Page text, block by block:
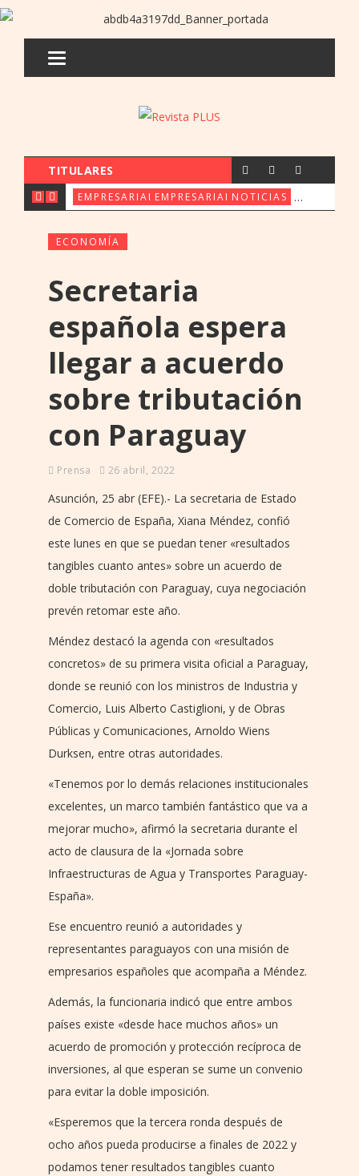
TITULARES
EMPRESARIALES CX & INNOVATION CONGRESS
EMPRESARIALES FERIA ORE: UENO
NOTICIAS
ECONOMÍA
Secretaria
española espera
llegar a acuerdo
sobre tributación
con Paraguay
Prensa 26 abril, 2022
Asunción, 25 abr (EFE).- La secretaria de Estado
de Comercio de España, Xiana Méndez, confió
este lunes en que se puedan tener «resultados
tangibles cuanto antes» sobre un acuerdo de
doble tributación con Paraguay, cuya negociación
prevén retomar este año.
Méndez destacó la agenda con «resultados
concretos» de su primera visita oficial a Paraguay,
donde se reunió con los ministros de Industria y
Comercio, Luis Alberto Castiglioni, y de Obras
Públicas y Comunicaciones, Arnoldo Wiens
Durksen, entre otras autoridades.
«Tenemos por lo demás relaciones institucionales
excelentes, un marco también fantástico que va a
mejorar mucho», afirmó la secretaria durante el
acto de clausura de la «Jornada sobre
Infraestructuras de Agua y Transportes Paraguay-
España».
Ese encuentro reunió a autoridades y
representantes paraguayos con una misión de
empresarios españoles que acompaña a Méndez.
Además, la funcionaria indicó que entre ambos
países existe «desde hace muchos años» un
acuerdo de promoción y protección recíproca de
inversiones, al que esperan se sume un convenio
para evitar la doble imposición.
«Esperemos que la tercera ronda después de
ocho años pueda producirse a finales de 2022 y
podamos tener resultados tangibles cuanto